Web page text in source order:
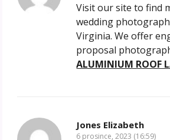
Visit our site to find
wedding
Virginia. We offer
proposal
ALUMINIUM ROOF
Jones Elizabeth
6 prosince, 2023 (16:59)